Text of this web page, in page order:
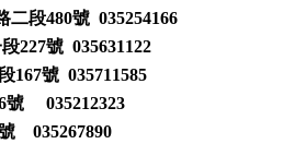
段480號 035254166
號 035631122
號 035711585
035212323
035267890